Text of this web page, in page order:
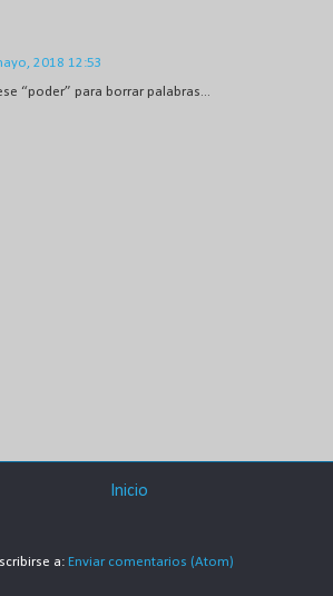
2018 12:53
“poder” para borrar palabras...
Inicio
a: Enviar comentarios (Atom)